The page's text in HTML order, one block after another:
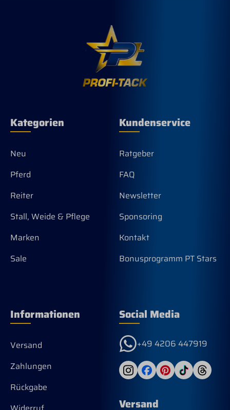
Kategorien
Neu
Pferd
Reiter
Stall, Weide & Pflege
Marken
Sale
Kundenservice
Ratgeber
FAQ
Newsletter
Sponsoring
Kontakt
Bonusprogramm PT Stars
Informationen
Versand
Zahlungen
Rückgabe
Social Media
+49 4206 447919
Versand